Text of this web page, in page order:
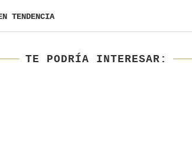
TENDENCIA
TE PODRÍA INTERESAR: